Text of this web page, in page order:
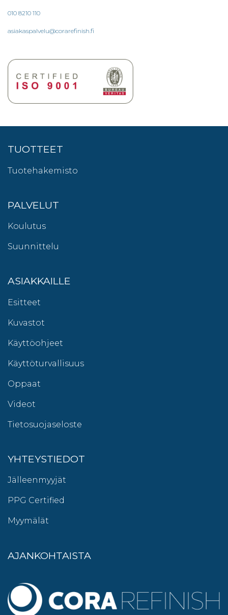
010 8210 110
asiakaspalvelu@corarefinish.fi
TUOTTEET
Tuotehakemisto
PALVELUT
Koulutus
Suunnittelu
ASIAKKAILLE
Esitteet
Kuvastot
Käyttöohjeet
Käyttöturvallisuus
Oppaat
Videot
Tietosuojaseloste
YHTEYSTIEDOT
Jälleenmyyjät
PPG Certified
Myymälät
AJANKOHTAISTA